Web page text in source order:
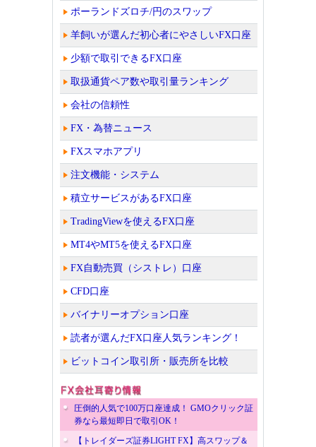
ポーランドズロチ/円のスワップ
羊飼いが選んだ初心者にやさしいFX口座
少額で取引できるFX口座
取扱通貨ペア数や取引量ランキング
会社の信頼性
FX・為替ニュース
FXスマホアプリ
注文機能・システム
積立サービスがあるFX口座
TradingViewを使えるFX口座
MT4やMT5を使えるFX口座
FX自動売買（シストレ）口座
CFD口座
バイナリーオプション口座
読者が選んだFX口座人気ランキング！
ビットコイン取引所・販売所を比較
圧倒的人気で100万口座達成！ GMOクリック証
券なら最短即日で取引OK！
【トレイダーズ証券LIGHT FX】高スワップ＆